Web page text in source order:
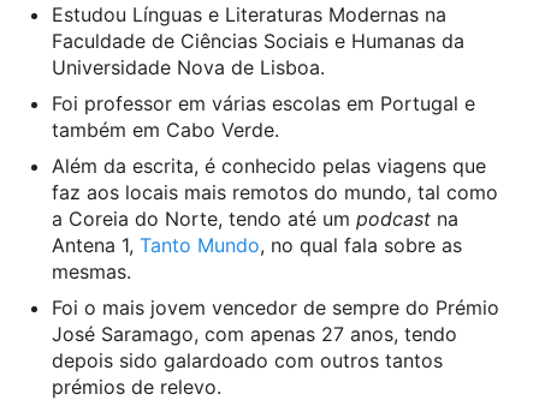
Estudou Línguas e Literaturas Modernas na
Faculdade de Ciências Sociais e Humanas da
Universidade Nova de Lisboa.
Foi professor em várias escolas em Portugal e
também em Cabo Verde.
Além da escrita, é conhecido pelas viagens que
faz aos locais mais remotos do mundo, tal como
a Coreia do Norte, tendo até umpodcast na
Antena 1,Tanto Mundo, no qual fala sobre as
mesmas.
Foi o mais jovem vencedor de sempre do Prémio
José Saramago, com apenas 27 anos, tendo
depois sido galardoado com outros tantos
prémios de relevo.